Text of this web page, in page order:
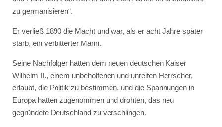
zu germanisieren“.
Er verließ 1890 die Macht und war, als er acht Jahre später
starb, ein verbitterter Mann.
Seine Nachfolger hatten dem neuen deutschen Kaiser
Wilhelm II., einem unbeholfenen und unreifen Herrscher,
erlaubt, die Politik zu bestimmen, und die Spannungen in
Europa hatten zugenommen und drohten, das neu
gegründete Deutschland zu verschlingen.